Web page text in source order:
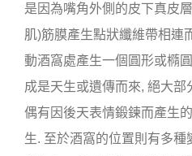
是因為嘴角外側的皮下真皮
肌)筋膜產生點狀纖維帶相連
動酒窩處產生一個圓形或橢
成是天生或遺傳而來, 絕大部
偶有因後天表情鍛鍊而產生
生. 至於酒窩的位置則有多種